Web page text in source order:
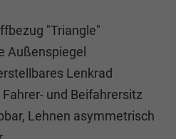
"Triangle"
Außenspiegel
Lenkrad
und Beifahrersitz
Lehnen asymmetrisch